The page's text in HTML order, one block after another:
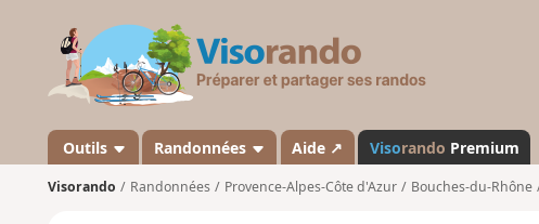
s
a
n
d
Outils Randonnées Aide ↗ Visorando Premium
Visorando Randonnées Provence-Alpes-Côte d'Azur Bouches-du-Rhône